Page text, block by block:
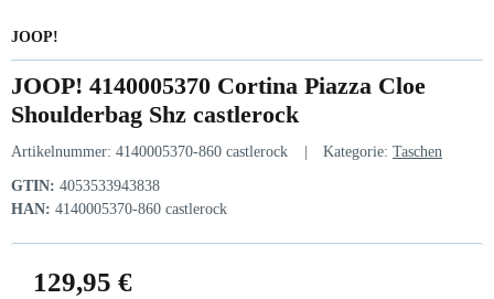
JOOP!
JOOP! 4140005370 Cortina Piazza Cloe
Shoulderbag Shz castlerock
Artikelnummer: 4140005370-860 castlerock Kategorie: Taschen
GTIN: 4053533943838
HAN: 4140005370-860 castlerock
129,95 €